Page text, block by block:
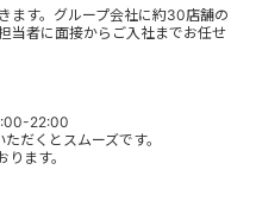
ます。グループ会社に約30店舗の
当者に面接からご入社までお任せ
22:00
だくとスムーズです。
ます。